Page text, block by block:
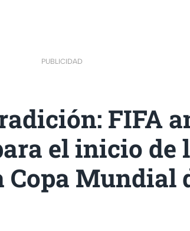
PUBLICIDAD
FIFA
el inicio de
Mundial